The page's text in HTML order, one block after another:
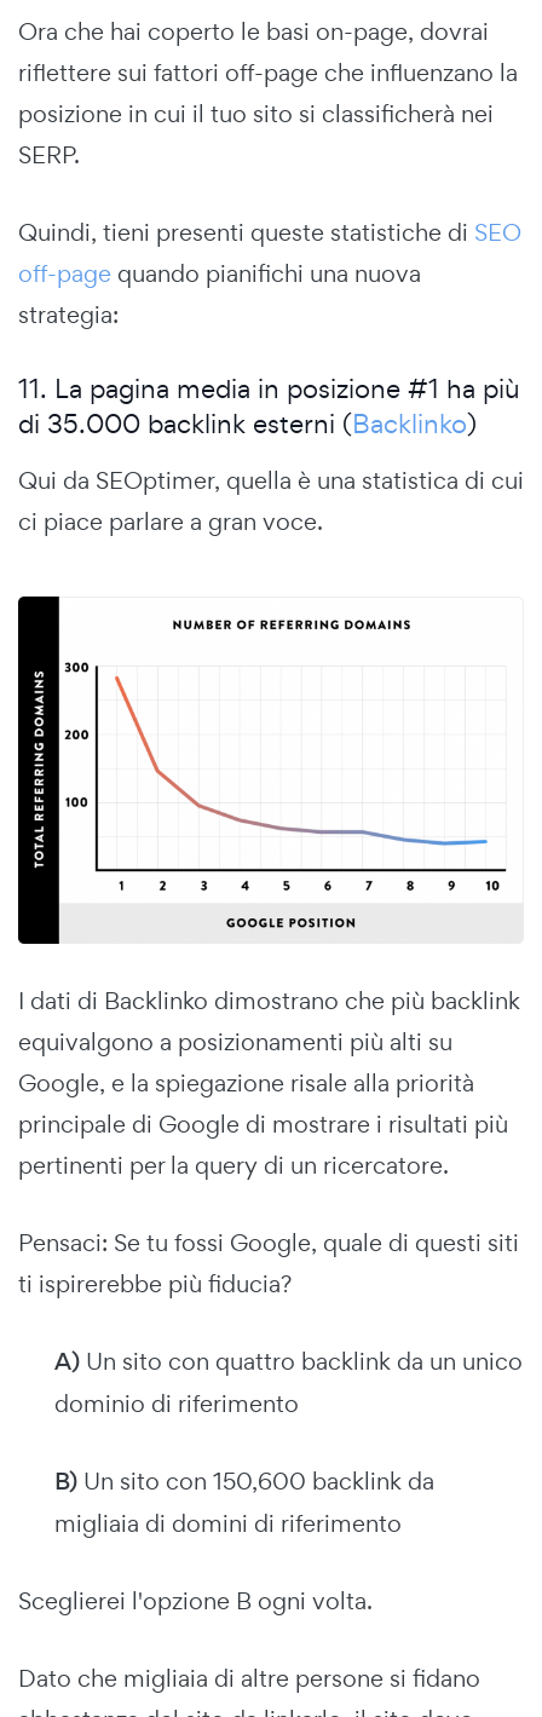
Ora che hai coperto le basi on-page, dovrai
riflettere sui fattori off-page che influenzano la
posizione in cui il tuo sito si classificherà nei
SERP.
Quindi, tieni presenti queste statistiche di SEO
off-page quando pianifichi una nuova
strategia:
11. La pagina media in posizione #1 ha più
di 35.000 backlink esterni (Backlinko)
Qui da SEOptimer, quella è una statistica di cui
ci piace parlare a gran voce.
I dati di Backlinko dimostrano che più backlink
equivalgono a posizionamenti più alti su
Google, e la spiegazione risale alla priorità
principale di Google di mostrare i risultati più
pertinenti per la query di un ricercatore.
Pensaci: Se tu fossi Google, quale di questi siti
ti ispirerebbe più fiducia?
A) Un sito con quattro backlink da un unico
dominio di riferimento
B) Un sito con 150,600 backlink da
migliaia di domini di riferimento
Sceglierei l'opzione B ogni volta.
Dato che migliaia di altre persone si fidano